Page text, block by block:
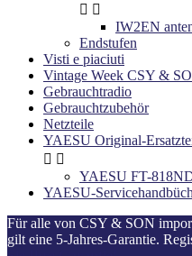
 
IW2EN
Endstufen
Visti e piaciuti
Vintage Week CSY &
Gebrauchtradio
Gebrauchtzubehör
Netzteile
YAESU Original-
 
YAESU FT-
YAESU-
Für alle von CSY & SON
gilt eine 5-Jahres-Garantie.